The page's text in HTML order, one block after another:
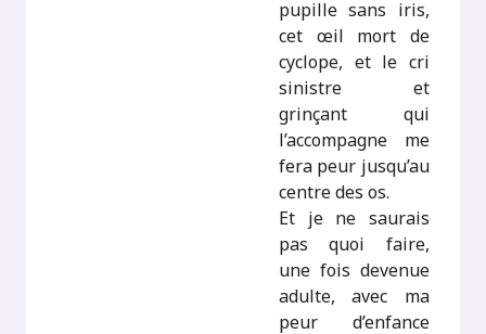
pupille sans iris,
cet œil mort de
cyclope, et le cri
sinistre et
grinçant qui
l’accompagne me
fera peur jusqu’au
centre des os.
Et je ne saurais
pas quoi faire,
une fois devenue
adulte, avec ma
peur d’enfance